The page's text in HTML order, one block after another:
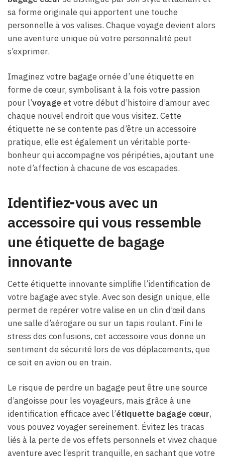
sa forme originale qui apportent une touche
personnelle à vos valises. Chaque voyage devient alors
une aventure unique où votre personnalité peut
s’exprimer.
Imaginez votre bagage ornée d’une étiquette en
forme de cœur, symbolisant à la fois votre passion
pour l’voyageet votre début d’histoire d’amour avec
chaque nouvel endroit que vous visitez. Cette
étiquette ne se contente pas d’être un accessoire
pratique, elle est également un véritable porte-
bonheur qui accompagne vos péripéties, ajoutant une
note d’affection à chacune de vos escapades.
Identifiez-vous avec un
accessoire qui vous ressemble
une étiquette de bagage
innovante
Cette étiquette innovante simplifie l’identification de
votre bagage avec style. Avec son design unique, elle
permet de repérer votre valise en un clin d’œil dans
une salle d’aérogare ou sur un tapis roulant. Fini le
stress des confusions, cet accessoire vous donne un
sentiment de sécurité lors de vos déplacements, que
ce soit en avion ou en train.
Le risque de perdre un bagage peut être une source
d’angoisse pour les voyageurs, mais grâce à une
identification efficace avec l’étiquette bagage cœur,
vous pouvez voyager sereinement. Évitez les tracas
liés à la perte de vos effets personnels et vivez chaque
aventure avec l’esprit tranquille, en sachant que votre